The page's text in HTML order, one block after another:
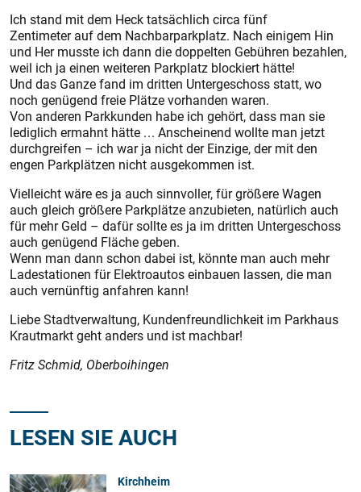
Ich stand mit dem Heck tatsächlich circa fünf
Zentimeter auf dem Nachbarparkplatz. Nach einigem Hin
und Her musste ich dann die doppelten Gebühren bezahlen,
weil ich ja einen weiteren Parkplatz blockiert hätte!
Und das Ganze fand im dritten Untergeschoss statt, wo
noch genügend freie Plätze vorhanden waren.
Von anderen Parkkunden habe ich gehört, dass man sie
lediglich ermahnt hätte . . . Anscheinend wollte man jetzt
durchgreifen – ich war ja nicht der Einzige, der mit den
engen Parkplätzen nicht ausgekommen ist.
Vielleicht wäre es ja auch sinnvoller, für größere Wagen
auch gleich größere Parkplätze anzubieten, natürlich auch
für mehr Geld – dafür sollte es ja im dritten Untergeschoss
auch genügend Fläche geben.
Wenn man dann schon dabei ist, könnte man auch mehr
Ladestationen für Elektroautos einbauen lassen, die man
auch vernünftig anfahren kann!
Liebe Stadtverwaltung, Kundenfreundlichkeit im Parkhaus
Krautmarkt geht anders und ist machbar!
Fritz Schmid, Oberboihingen
LESEN SIE AUCH
Kirchheim